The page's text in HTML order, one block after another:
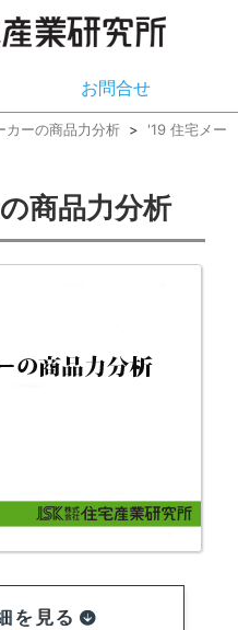
お問合せ
カーの商品力分析 > '19 住宅メー
商品力分析
を見る